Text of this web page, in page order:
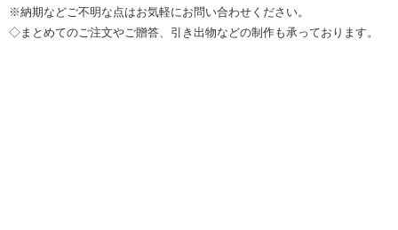
※納期などご不明な点はお気軽にお問い合わせください。
◇まとめてのご注文やご贈答、引き出物などの制作も承っております。